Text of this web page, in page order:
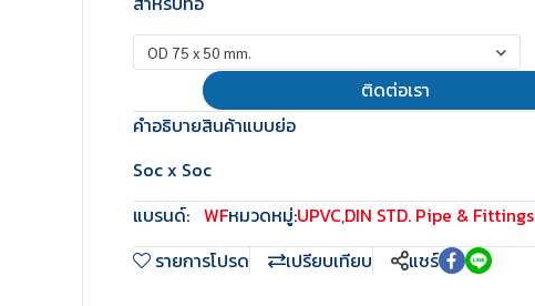
OD 75 x 50 mm.
ติดต่อเรา
คำอธิบายสินค้าแบบย่อ
Soc x Soc
แบรนด์: WFหมวดหมู่:UPVC,DIN STD. Pipe & Fittings
รายการโปรด
เปรียบเทียบ แชร์